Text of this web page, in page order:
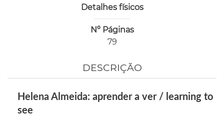
Detalhes físicos
Nº Páginas
79
DESCRIÇÃO
Helena Almeida: aprender a ver / learning to
see